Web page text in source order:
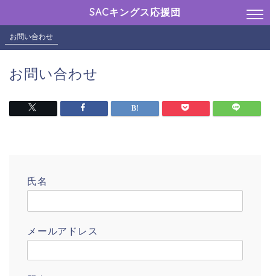
SACキングス応援団
お問い合わせ
お問い合わせ
氏名
メールアドレス